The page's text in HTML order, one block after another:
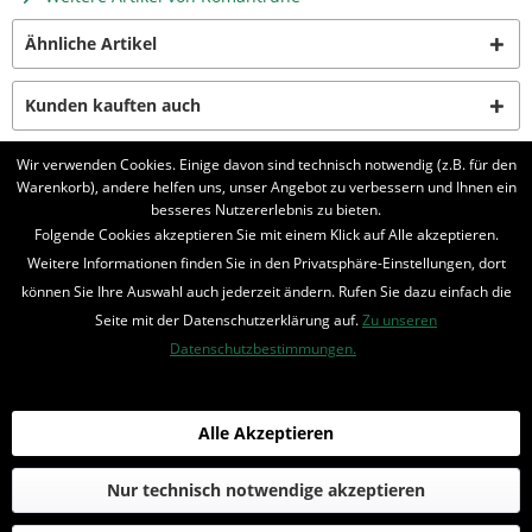
Ähnliche Artikel
Kunden kauften auch
Kunden haben sich ebenfalls angesehen
BELIEBTE SERIEN
UNSER SHOP
Bestellung widerrufen
* Alle Preise inkl. MwSt. und zzgl.Bearbeitungspauschale
Wir verwenden Cookies. Einige davon sind technisch notwendig (z.B. für den
Warenkorb), andere helfen uns, unser Angebot zu verbessern und Ihnen ein
besseres Nutzererlebnis zu bieten.
Folgende Cookies akzeptieren Sie mit einem Klick auf Alle akzeptieren.
Weitere Informationen finden Sie in den Privatsphäre-Einstellungen, dort
können Sie Ihre Auswahl auch jederzeit ändern. Rufen Sie dazu einfach die
Seite mit der Datenschutzerklärung auf.Zu unseren
Datenschutzbestimmungen.
Nur technisch notwendige akzeptieren
Alle Akzeptieren